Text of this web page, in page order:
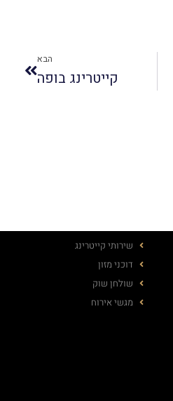
הבא
קייטרינג בופה
שירותי קייטרינג
דוכני מזון
שולחן שוק
מגשי אירוח